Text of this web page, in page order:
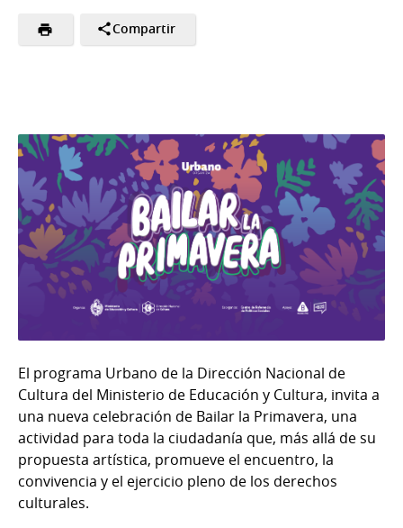
Compartir
El programa Urbano de la Dirección Nacional de
Cultura del Ministerio de Educación y Cultura, invita a
una nueva celebración de Bailar la Primavera, una
actividad para toda la ciudadanía que, más allá de su
propuesta artística, promueve el encuentro, la
convivencia y el ejercicio pleno de los derechos
culturales.